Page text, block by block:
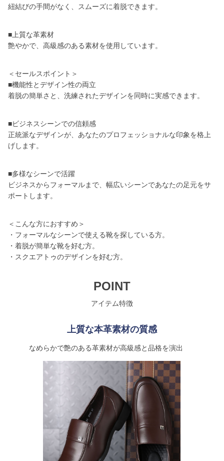
紐結びの手間がなく、スムーズに着脱できます。
■上質な革素材
艶やかで、高級感のある素材を使用しています。
＜セールスポイント＞
■機能性とデザイン性の両立
着脱の簡単さと、洗練されたデザインを同時に実感できます。
■ビジネスシーンでの信頼感
正統派なデザインが、あなたのプロフェッショナルな印象を格上
げします。
■多様なシーンで活躍
ビジネスからフォーマルまで、幅広いシーンであなたの足元をサ
ポートします。
＜こんな方におすすめ＞
・フォーマルなシーンで使える靴を探している方。
・着脱が簡単な靴を好む方。
・スクエアトゥのデザインを好む方。
POINT
アイテム特徴
上質な本革素材の質感
なめらかで艶のある革素材が高級感と品格を演出